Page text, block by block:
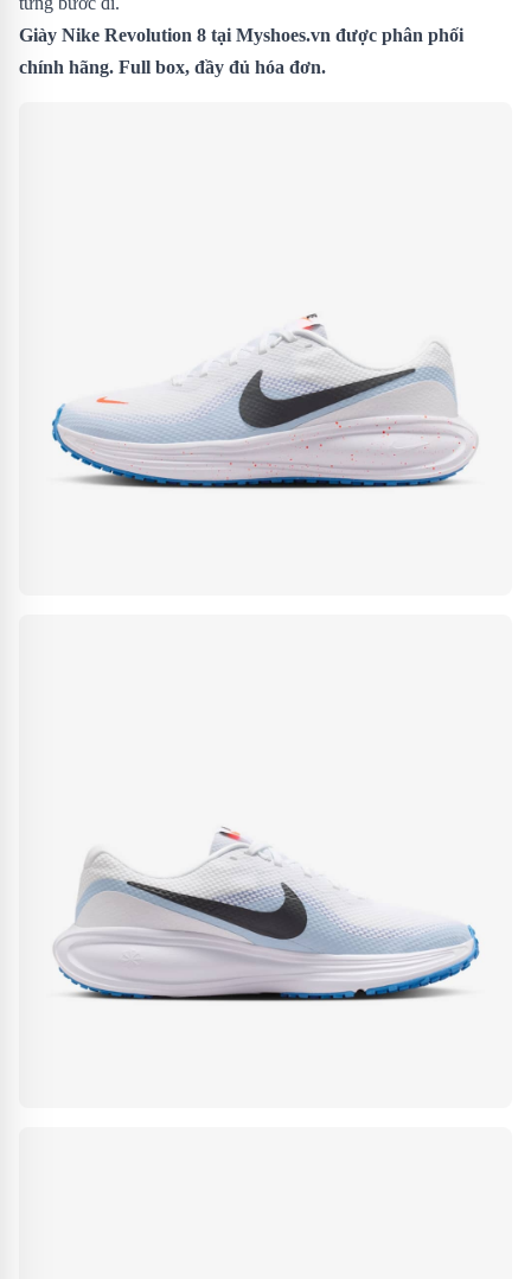
Giày Nike Revolution 8 tại Myshoes.vn được phân phối
chính hãng. Full box, đầy đủ hóa đơn.